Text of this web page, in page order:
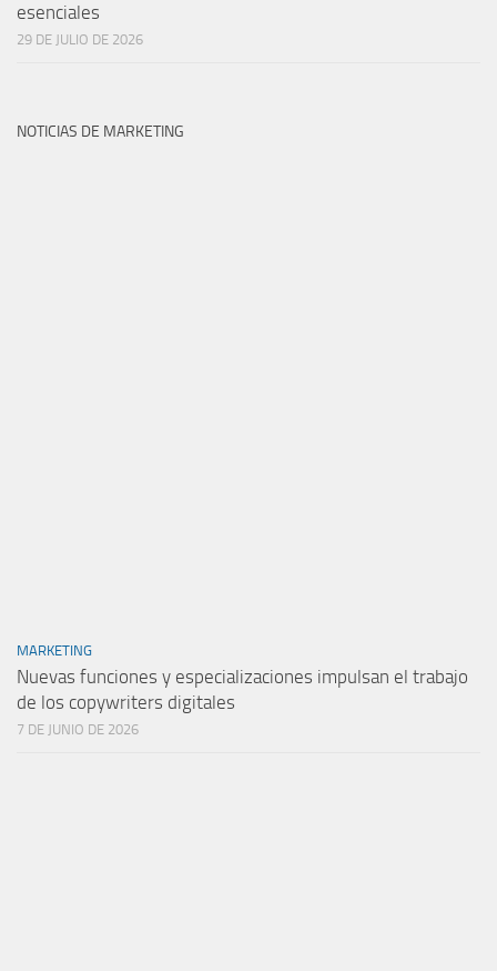
esenciales
29 DE JULIO DE 2026
NOTICIAS DE MARKETING
MARKETING
Nuevas funciones y especializaciones impulsan el trabajo
de los copywriters digitales
7 DE JUNIO DE 2026